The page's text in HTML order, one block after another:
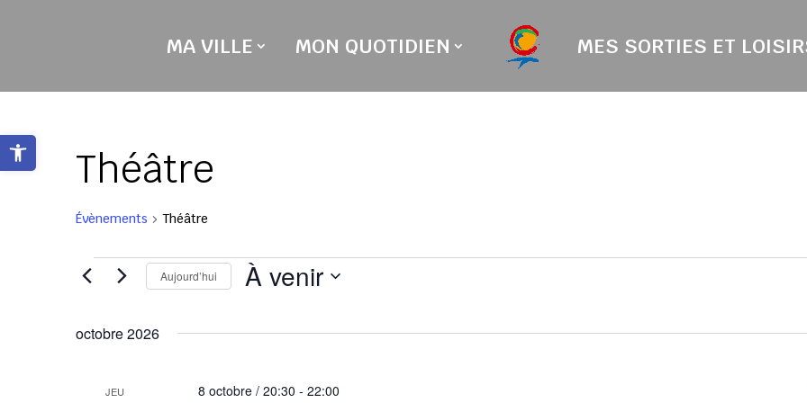
Ouvrir la barre d’outils
MA VILLE MON QUOTIDIEN MES SORTIES ET
Théâtre
Évènements Théâtre
Évènements
Aujourd’hui À venir
une
octobre 2026
JEU 8 octobre / 20:30 - 22:00